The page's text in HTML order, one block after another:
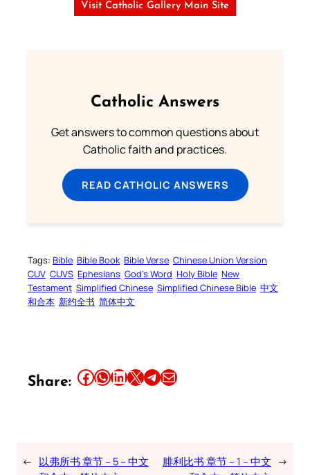
Visit Catholic Gallery Main Site
Catholic Answers
Get answers to common questions about
Catholic faith and practices.
READ CATHOLIC ANSWERS
Tags: Bible Bible Book Bible Verse Chinese Union Version
CUV CUVS Ephesians God’s Word Holy Bible New
Testament Simplified Chinese Simplified Chinese Bible 中文
和合本 新约全书 简体中文
Share: Share this article on Facebook Share this article on WhatsApp Share this article on LinkedIn Share this article on X Share this article on TelegramEmail this Article
← 以弗所书 章节 – 5 – 中文
腓利比书 章节 – 1 – 中文 →